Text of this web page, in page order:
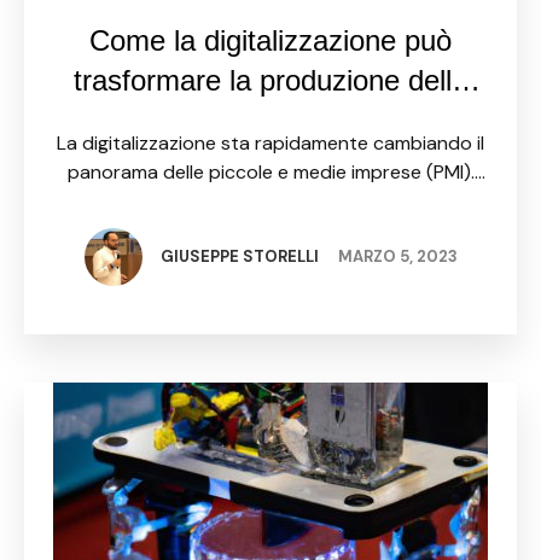
Come la digitalizzazione può
trasformare la produzione delle
La digitalizzazione sta rapidamente cambiando il
panorama delle piccole e medie imprese (PMI).
massimo le nuove tecnologie per migliorare la loro
produzione, aumentare l'efficienza …
GIUSEPPE STORELLI MARZO 5, 2023